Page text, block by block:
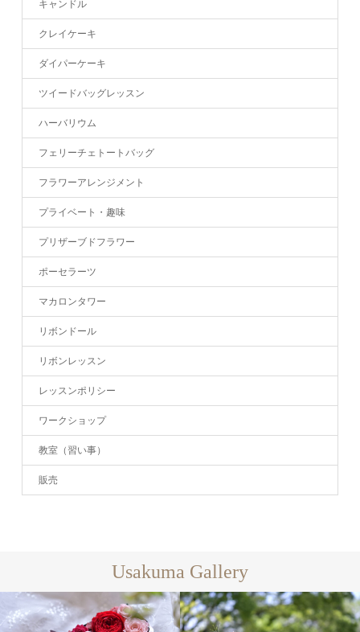
キャンドル
クレイケーキ
ダイパーケーキ
ツイードバッグレッスン
ハーバリウム
フェリーチェトートバッグ
フラワーアレンジメント
プライベート・趣味
プリザーブドフラワー
ポーセラーツ
マカロンタワー
リボンドール
リボンレッスン
レッスンポリシー
ワークショップ
教室（習い事）
販売
Usakuma Gallery